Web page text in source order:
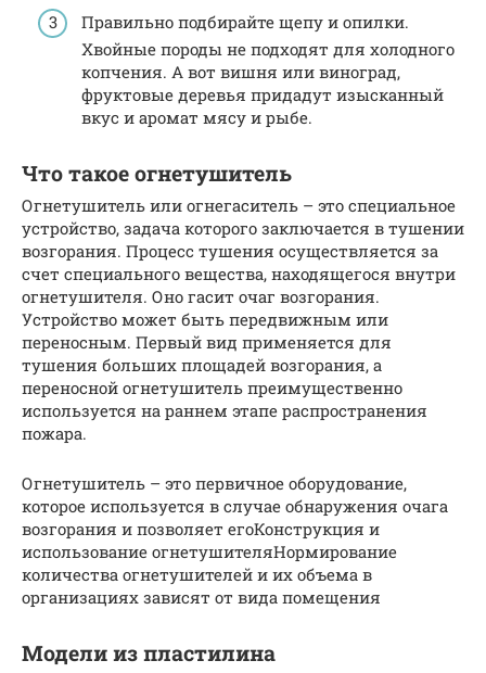
Правильно подбирайте щепу и опилки.
Хвойные породы не подходят для холодного
копчения. А вот вишня или виноград,
фруктовые деревья придадут изысканный
вкус и аромат мясу и рыбе.
Что такое огнетушитель
Огнетушитель или огнегаситель – это специальное
устройство, задача которого заключается в тушении
возгорания. Процесс тушения осуществляется за
счет специального вещества, находящегося внутри
огнетушителя. Оно гасит очаг возгорания.
Устройство может быть передвижным или
переносным. Первый вид применяется для
тушения больших площадей возгорания, а
переносной огнетушитель преимущественно
используется на раннем этапе распространения
пожара.
Огнетушитель – это первичное оборудование,
которое используется в случае обнаружения очага
возгорания и позволяет егоКонструкция и
использование огнетушителяНормирование
количества огнетушителей и их объема в
организациях зависят от вида помещения
Модели из пластилина